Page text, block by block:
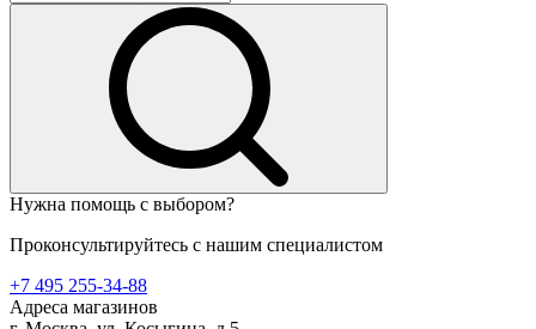
Нужна помощь с выбором?
Проконсультируйтесь с нашим специалистом
+7 495 255-34-88
Адреса магазинов